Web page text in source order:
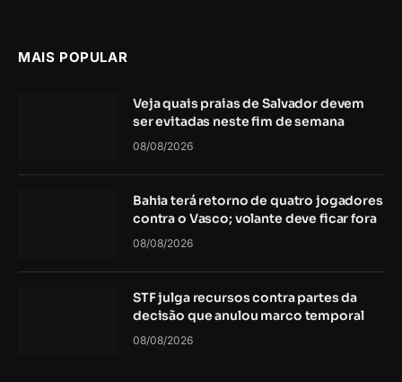
MAIS POPULAR
Veja quais praias de Salvador devem
ser evitadas neste fim de semana
08/08/2026
Bahia terá retorno de quatro jogadores
contra o Vasco; volante deve ficar fora
08/08/2026
STF julga recursos contra partes da
decisão que anulou marco temporal
08/08/2026